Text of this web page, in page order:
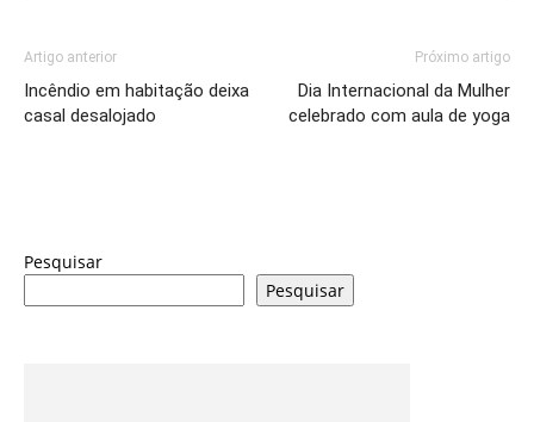
Artigo anterior
Incêndio em habitação deixa
casal desalojado
Próximo artigo
Dia Internacional da Mulher
celebrado com aula de yoga
Pesquisar
Pesquisar